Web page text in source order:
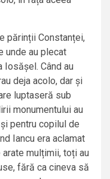
părinții Constanței,
unde au plecat
Iosășel. Când au
deja acolo, dar și
luptaseră sub
monumentului au
pentru copilul de
Iancu era aclamat
mulțimii, toți au
fără ca cineva să